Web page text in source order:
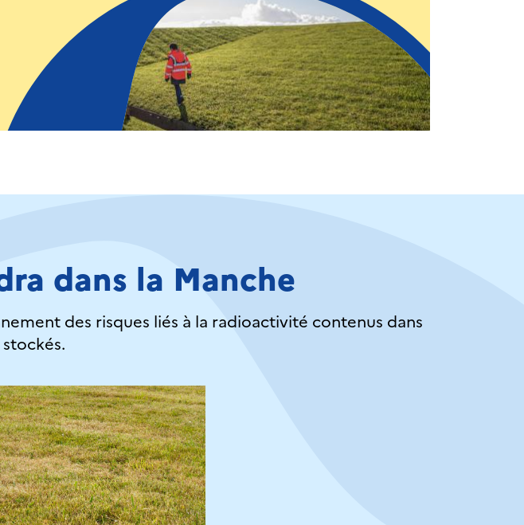
dans la Manche
des risques liés à la radioactivité contenus dans